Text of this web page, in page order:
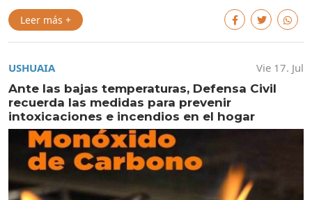
Leer más +
USHUAIA
Vie 17. Jul
Ante las bajas temperaturas, Defensa Civil
recuerda las medidas para prevenir
intoxicaciones e incendios en el hogar